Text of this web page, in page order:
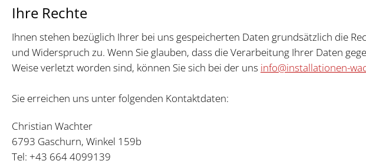
Ihre Rechte
Ihnen stehen bezüglich Ihrer bei uns gespeicherten Daten grundsätzlich die
und Widerspruch zu. Wenn Sie glauben, dass die Verarbeitung Ihrer Daten
Weise verletzt worden sind, können Sie sich bei der uns info@installationen-
Sie erreichen uns unter folgenden Kontaktdaten:
Christian Wachter
6793 Gaschurn, Winkel 159b
Tel: +43 664 4099139